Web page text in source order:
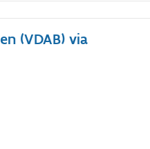
(VDAB) via